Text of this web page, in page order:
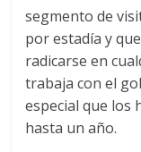
segmento de
por estadía y
radicarse en
trabaja con el
especial que los
hasta un año.